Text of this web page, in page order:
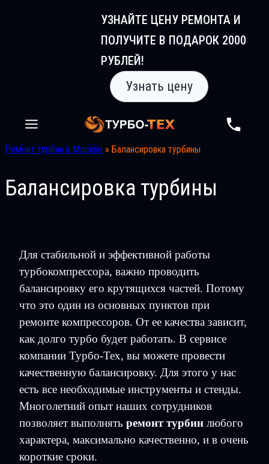
УЗНАЙТЕ ЦЕНУ РЕМОНТА И
ПОЛУЧИТЕ В ПОДАРОК 2000
РУБЛЕЙ!
Узнать цену
Ремонт турбин в Москве » Балансировка турбины
Балансировка турбины
Для стабильной и эффективной работы
турбокомпрессора, важно проводить
балансировку его крутящихся частей. Потому
что это один из основных пунктов при
ремонте компрессоров. От ее качества зависит,
как долго турбо будет работать. В сервисе
компании Турбо-Тех, вы можете провести
качественную балансировку. Для этого у нас
есть все необходимые инструменты и стенды.
Многолетний опыт наших сотрудников
позволяет выполнять ремонт турбин любого
характера, максимально качественно, и в очень
короткие сроки.